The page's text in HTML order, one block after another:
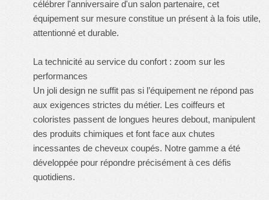
célébrer l'anniversaire d'un salon partenaire, cet
équipement sur mesure constitue un présent à la fois utile,
attentionné et durable.
La technicité au service du confort : zoom sur les
performances
Un joli design ne suffit pas si l’équipement ne répond pas
aux exigences strictes du métier. Les coiffeurs et
coloristes passent de longues heures debout, manipulent
des produits chimiques et font face aux chutes
incessantes de cheveux coupés. Notre gamme a été
développée pour répondre précisément à ces défis
quotidiens.